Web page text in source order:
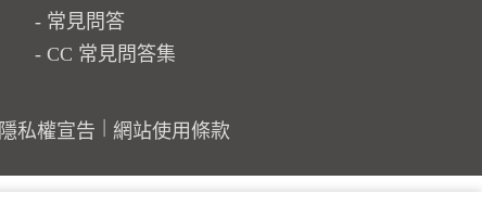
常見問答
CC 常見問答集
隱私權宣告 網站使用條款